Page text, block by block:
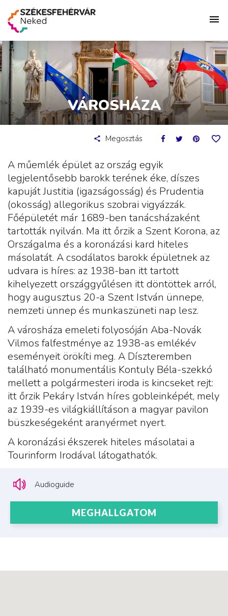
VÁROSHÁZA
Megosztás
A műemlék épület az ország egyik
legjelentősebb barokk terének éke, díszes
kapuját Justitia (igazságosság) és Prudentia
(okosság) allegorikus szobrai vigyázzák.
Főépületét már 1689-ben tanácsházaként
tartották nyilván. Ma itt őrzik a Szent Korona, az
Országalma és a koronázási kard hiteles
másolatát. A csodálatos barokk épületnek az
udvara is híres: az 1938-ban itt tartott
kihelyezett országgyűlésen itt döntöttek arról,
hogy augusztus 20-a Szent István ünnepe,
nemzeti ünnep és munkaszüneti nap lesz.
A városháza emeleti folyosóján Aba-Novák
Vilmos falfestménye az 1938-as emlékév
eseményeit örökíti meg. A Díszteremben
található monumentális Kontuly Béla-szekkó
mellett a polgármesteri iroda is kincseket rejt:
itt őrzik Pekáry István híres gobleinképét, mely
az 1939-es világkiállításon a magyar pavilon
büszkeségeként aranyérmet nyert.
A koronázási ékszerek hiteles másolatai a
Tourinform Irodával látogathatók.
Audioguide
MEGHALLGATOM